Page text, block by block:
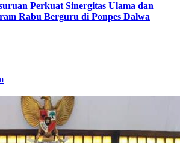
Perkuat Sinergitas Ulama dan
Rabu Berguru di Ponpes Dalwa